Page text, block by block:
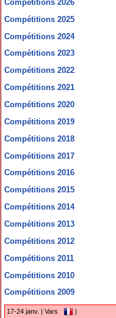
Compétitions 2026
Compétitions 2025
Compétitions 2024
Compétitions 2023
Compétitions 2022
Compétitions 2021
Compétitions 2020
Compétitions 2019
Compétitions 2018
Compétitions 2017
Compétitions 2016
Compétitions 2015
Compétitions 2014
Compétitions 2013
Compétitions 2012
Compétitions 2011
Compétitions 2010
Compétitions 2009
17-24 janv. | Vars